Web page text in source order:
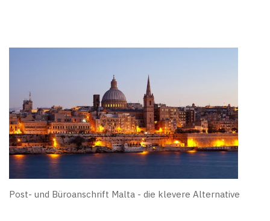
Post- und Büroanschrift Malta - die klevere Alternative